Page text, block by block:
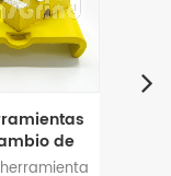
de
de
herramienta